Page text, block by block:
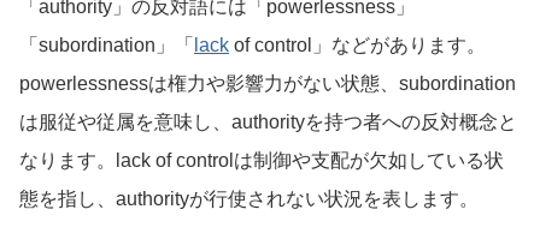
「authority」の反対語には「powerlessness」
「subordination」「 lack of control」などがあります。
powerlessnessは権力や影響力がない状態、subordination
は服従や従属を意味し、authorityを持つ者への反対概念と
なります。lack of controlは制御や支配が欠如している状
態を指し、authorityが行使されない状況を表します。